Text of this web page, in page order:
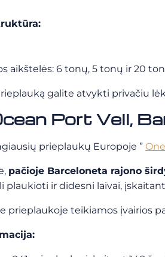
aikštelės: 6 tonų, 5 tonų ir 20
galite atvykti privačiu
Port Vell,
prieplaukų Europoje ”
pačioje Barceloneta rajono
plaukioti ir didesni laivai, įskaitant
prieplaukoje teikiamos įvairios